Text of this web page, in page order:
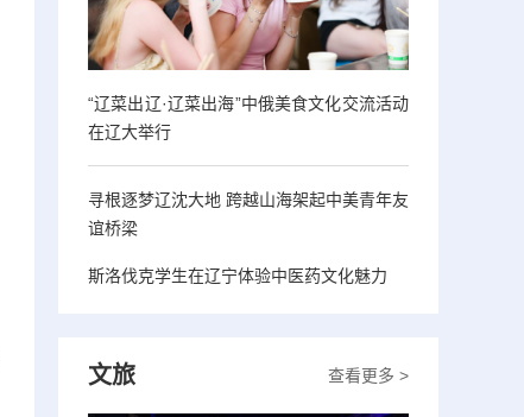
“辽菜出辽·辽菜出海”中俄美食文化交流活动
在辽大举行
寻根逐梦辽沈大地 跨越山海架起中美青年友
谊桥梁
斯洛伐克学生在辽宁体验中医药文化魅力
查看更多 >
文旅